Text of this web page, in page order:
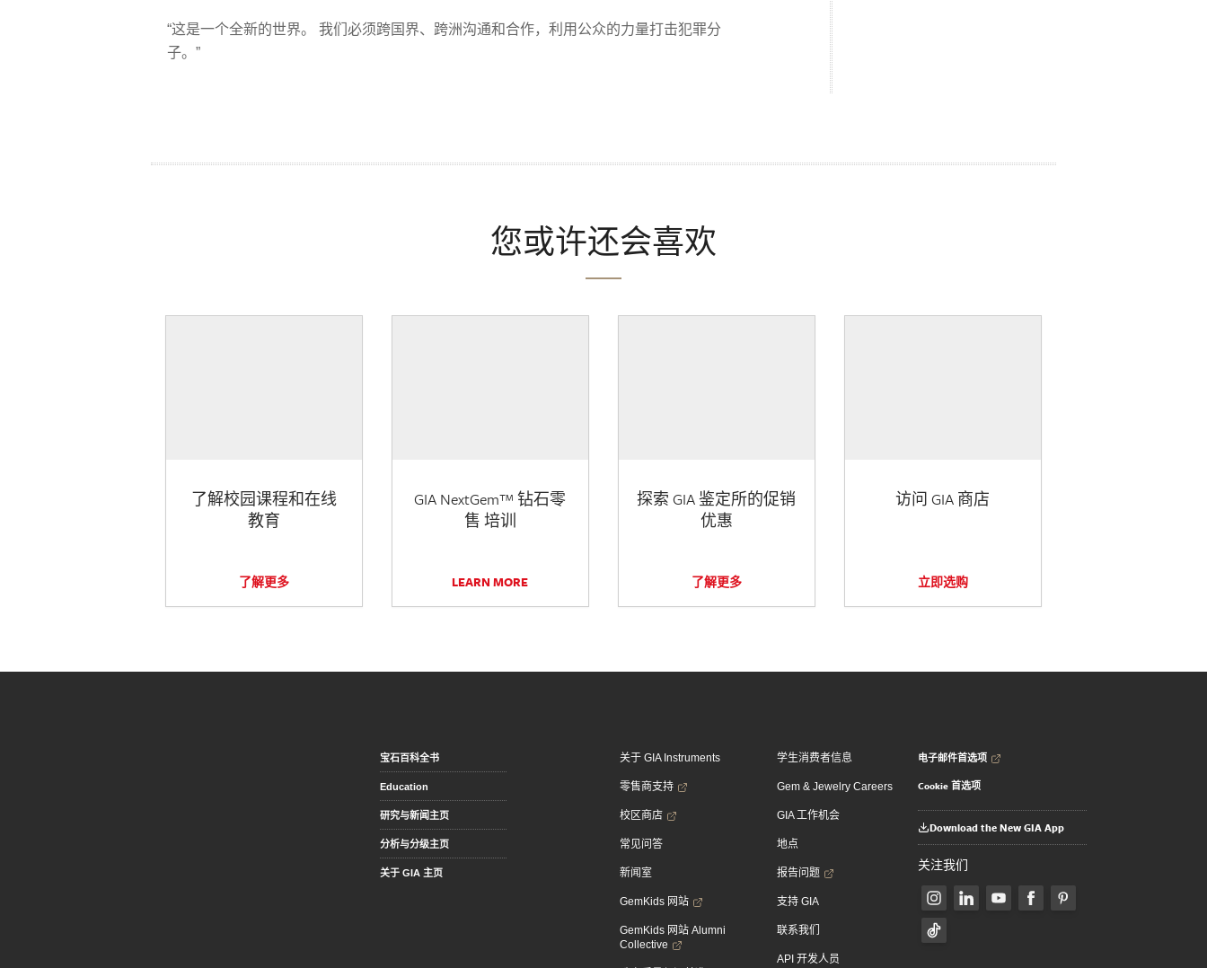
“这是一个全新的世界。 我们必须跨国界、跨洲沟通和合作，利用公众的力量打击犯罪分
子。”
您或许还会喜欢
了解校园课程和在线
教育
了解更多
GIA NextGem™ 钻石零
售 培训
LEARN MORE
探索 GIA 鉴定所的促销
优惠
了解更多
访问 GIA 商店
立即选购
宝石百科全书
Education
研究与新闻主页
分析与分级主页
关于 GIA 主页
关于 GIA Instruments
零售商支持
校区商店
常见问答
新闻室
GemKids 网站
GemKids 网站 Alumni
Collective
学生消费者信息
Gem & Jewelry Careers
GIA 工作机会
地点
报告问题
支持 GIA
联系我们
API 开发人员
电子邮件首选项
Cookie 首选项
Download the New GIA App
关注我们